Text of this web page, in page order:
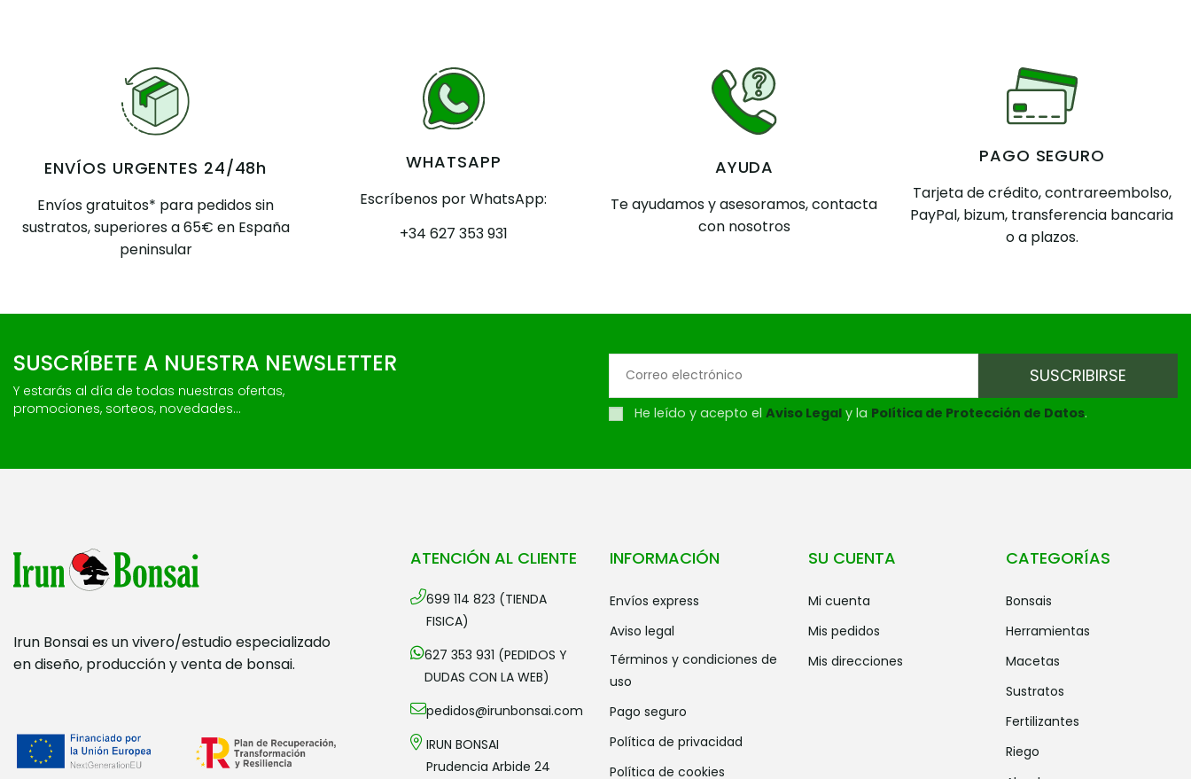
ENVÍOS URGENTES 24/48h
Envíos gratuitos* para pedidos sin
sustratos, superiores a 65€ en España
peninsular
WHATSAPP
Escríbenos por WhatsApp:
+34 627 353 931
AYUDA
Te ayudamos y asesoramos, contacta
con nosotros
PAGO SEGURO
Tarjeta de crédito, contrareembolso,
PayPal, bizum, transferencia bancaria
o a plazos.
SUSCRÍBETE A NUESTRA NEWSLETTER
Y estarás al día de todas nuestras ofertas,
promociones, sorteos, novedades...
He leído y acepto el Aviso Legal y la Política de Protección de Datos.
Irun Bonsai es un vivero/estudio especializado
en diseño, producción y venta de bonsai.
ATENCIÓN AL CLIENTE
699 114 823 (TIENDA
FISICA)
627 353 931 (PEDIDOS Y
DUDAS CON LA WEB)
pedidos@irunbonsai.com
IRUN BONSAI
Prudencia Arbide 24
INFORMACIÓN
envíos express
aviso legal
términos y condiciones de
uso
pago seguro
política de privacidad
política de cookies
SU CUENTA
mi cuenta
mis pedidos
mis direcciones
CATEGORÍAS
bonsais
herramientas
macetas
sustratos
fertilizantes
riego